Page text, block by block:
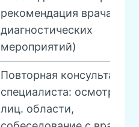
рекомендация врача (без
диагностических
мероприятий)
Повторная консультация
специалиста: осмотр
лиц. области,